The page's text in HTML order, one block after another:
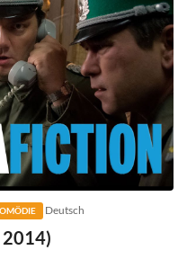
Deutsch